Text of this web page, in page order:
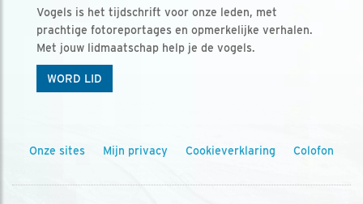
Vogels is het tijdschrift voor onze leden, met
prachtige fotoreportages en opmerkelijke verhalen.
Met jouw lidmaatschap help je de vogels.
WORD LID
Onze sites Mijn privacy Cookieverklaring Colofon